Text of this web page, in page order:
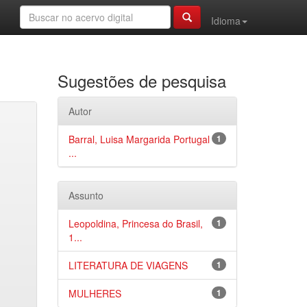
Idioma
Sugestões de pesquisa
Autor
1
Barral, Luisa Margarida Portugal
...
Assunto
1
Leopoldina, Princesa do Brasil,
1...
1
LITERATURA DE VIAGENS
1
MULHERES